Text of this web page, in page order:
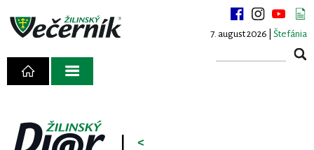
7. august 2026 | Štefánia
<